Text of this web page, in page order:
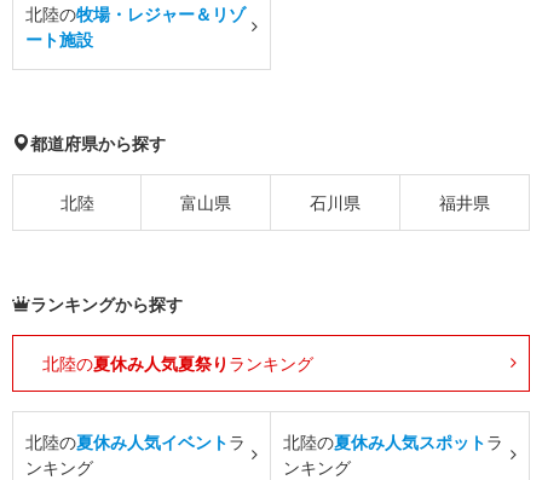
北陸の牧場・レジャー＆リゾ
ート施設
都道府県から探す
北陸 富山県 石川県 福井県
ランキングから探す
北陸の夏休み人気夏祭り ランキング
北陸の夏休み人気イベントラ
ンキング
北陸の夏休み人気スポットラ
ンキング